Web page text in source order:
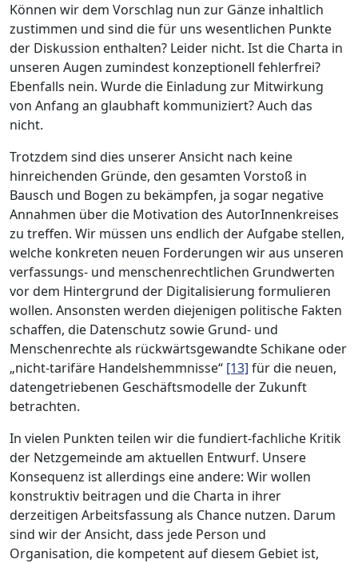
Können wir dem Vorschlag nun zur Gänze inhaltlich
zustimmen und sind die für uns wesentlichen Punkte
der Diskussion enthalten? Leider nicht. Ist die Charta in
unseren Augen zumindest konzeptionell fehlerfrei?
Ebenfalls nein. Wurde die Einladung zur Mitwirkung
von Anfang an glaubhaft kommuniziert? Auch das
nicht.
Trotzdem sind dies unserer Ansicht nach keine
hinreichenden Gründe, den gesamten Vorstoß in
Bausch und Bogen zu bekämpfen, ja sogar negative
Annahmen über die Motivation des AutorInnenkreises
zu treffen. Wir müssen uns endlich der Aufgabe stellen,
welche konkreten neuen Forderungen wir aus unseren
verfassungs- und menschenrechtlichen Grundwerten
vor dem Hintergrund der Digitalisierung formulieren
wollen. Ansonsten werden diejenigen politische Fakten
schaffen, die Datenschutz sowie Grund- und
Menschenrechte als rückwärtsgewandte Schikane oder
„nicht-tarifäre Handelshemmnisse“ [13] für die neuen,
datengetriebenen Geschäftsmodelle der Zukunft
betrachten.
In vielen Punkten teilen wir die fundiert-fachliche Kritik
der Netzgemeinde am aktuellen Entwurf. Unsere
Konsequenz ist allerdings eine andere: Wir wollen
konstruktiv beitragen und die Charta in ihrer
derzeitigen Arbeitsfassung als Chance nutzen. Darum
sind wir der Ansicht, dass jede Person und
Organisation, die kompetent auf diesem Gebiet ist,